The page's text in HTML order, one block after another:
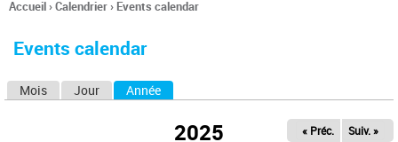
e
Vous
ici
Accueil›Calendrier› Events calendar
Events calendar
Mois Jour Année
2025 « Préc. Suiv. »